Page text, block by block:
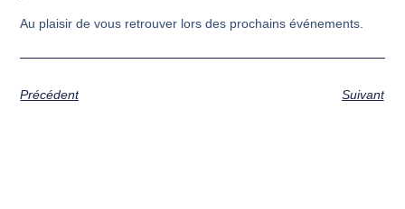
Au plaisir de vous retrouver lors des prochains événements.
Précédent Suivant